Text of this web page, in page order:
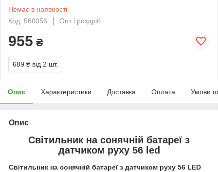
Немає в наявності
Код: 560056
Опт і роздріб
955 ₴
689 ₴ від 2 шт.
Опис Характеристики Доставка Оплата Умови
Опис
Світильник на сонячній батареї з
датчиком руху 56 led
Світильник на сонячній батареї з датчиком руху 56 LED